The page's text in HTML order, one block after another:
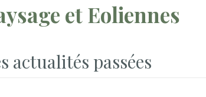
et Eoliennes
actualités passées